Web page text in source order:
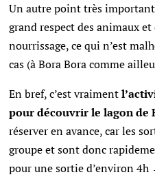
Un autre point très
grand respect des animaux
nourrissage, ce qui n’est
cas (à Bora Bora comme
En bref, c’est vraiment
pour découvrir le lagon de
réserver en avance, car les
groupe et sont donc
pour une sortie d’environ